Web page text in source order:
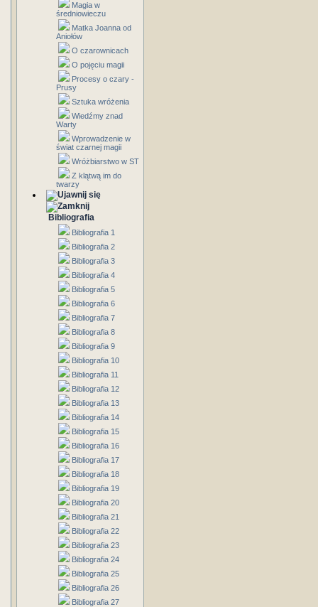
Magia w
średniowieczu
Matka Joanna od
Aniołów
O czarownicach
O pojęciu magii
Procesy o czary -
Prusy
Sztuka wróżenia
Wiedźmy znad
Warty
Wprowadzenie w
świat czarnej magii
Wróżbiarstwo w ST
Z klątwą im do
twarzy
Bibliografia
Bibliografia 1
Bibliografia 2
Bibliografia 3
Bibliografia 4
Bibliografia 5
Bibliografia 6
Bibliografia 7
Bibliografia 8
Bibliografia 9
Bibliografia 10
Bibliografia 11
Bibliografia 12
Bibliografia 13
Bibliografia 14
Bibliografia 15
Bibliografia 16
Bibliografia 17
Bibliografia 18
Bibliografia 19
Bibliografia 20
Bibliografia 21
Bibliografia 22
Bibliografia 23
Bibliografia 24
Bibliografia 25
Bibliografia 26
Bibliografia 27